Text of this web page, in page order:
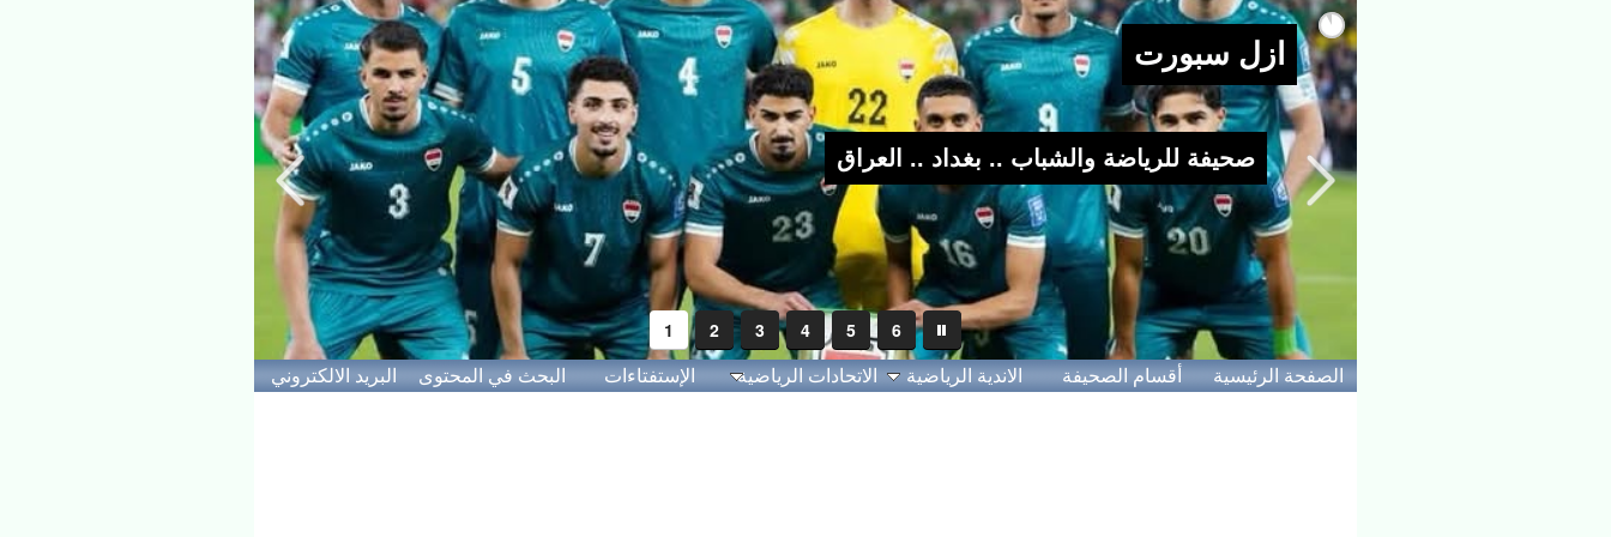
1 2 3 4 5 6
الصفحة الرئيسية أقسام الصحيفة الاندية الرياضية الاتحادات الرياضية الإستفتاءات البحث في المحتوى البريد الالكتروني